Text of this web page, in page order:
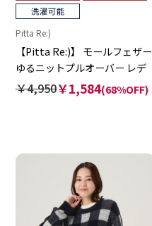
Pitta Re:)
【Pitta Re:)】 モールフェザー
ゆるニットプルオーバー レデ
ィース
￥4,950￥1,584(68%OFF)